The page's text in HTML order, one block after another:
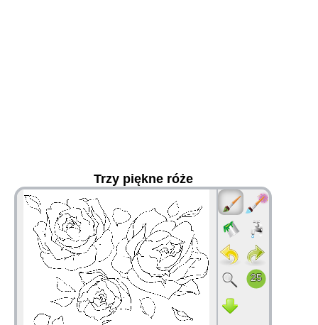
Trzy piękne róże
36